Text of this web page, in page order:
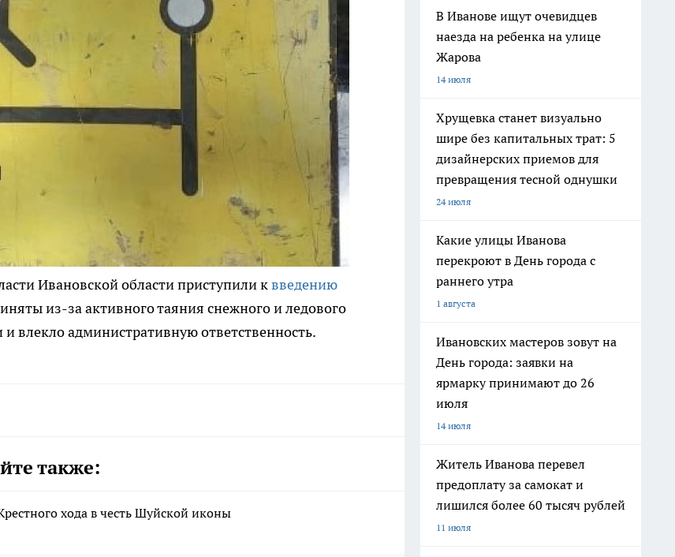
Ивановской области приступили квведению
из-за активного таяния снежного и ледового
влекло административную ответственность.
также:
хода в честь Шуйской иконы
В Иванове ищут очевидцев
наезда на ребенка на улице
Жарова
14 июля
Хрущевка станет визуально
шире без капитальных трат: 5
дизайнерских приемов для
превращения тесной однушки
24 июля
Какие улицы Иванова
перекроют в День города с
раннего утра
1 августа
Ивановских мастеров зовут на
День города: заявки на
ярмарку принимают до 26
июля
14 июля
Житель Иванова перевел
предоплату за самокат и
лишился более 60 тысяч рублей
11 июля